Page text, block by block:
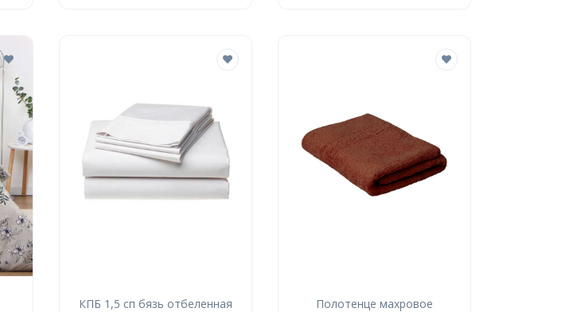
КПБ 1,5 сп бязь отбеленная
Полотенце махровое